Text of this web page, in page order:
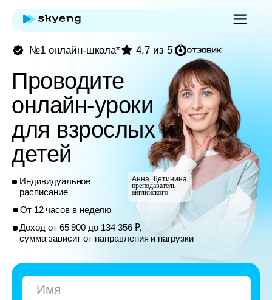
Индивидуальное
расписание
От 12 часов в неделю
Доход от 65 900 до 134 356 ₽,
сумма зависит от направления и нагрузки
4,7 из 5
Проводите
онлайн-уроки
для взрослых и
детей
Анна Щетинина,
преподаватель